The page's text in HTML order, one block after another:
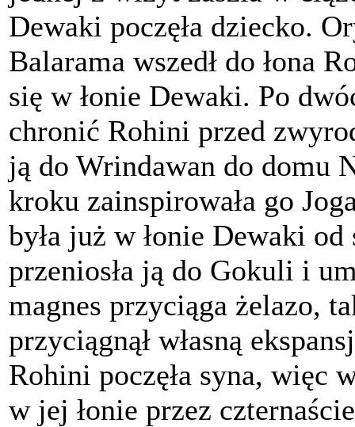
Dewaki poczęła dziecko.
Balarama wszedł do łona
się w łonie Dewaki. Po
chronić Rohini przed
ją do Wrindawan do domu
kroku zainspirowała go
była już w łonie Dewaki
przeniosła ją do Gokuli i
magnes przyciąga żelazo,
przyciągnął własną
Rohini poczęła syna, więc
w jej łonie przez